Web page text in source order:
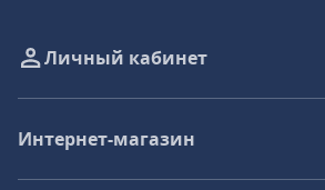
Личный кабинет
Интернет-магазин